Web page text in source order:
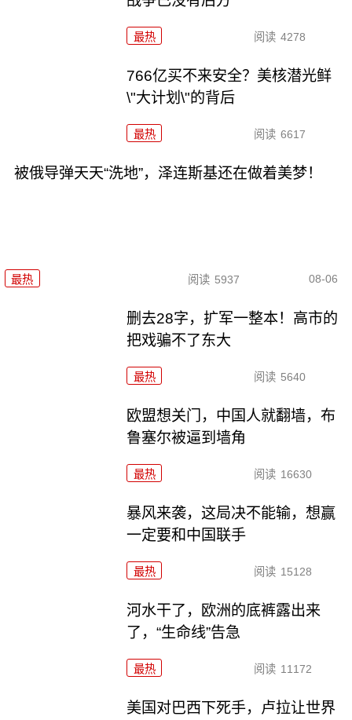
最热 阅读 4278
766亿买不来安全？美核潜光鲜
\"大计划\"的背后
最热 阅读 6617
被俄导弹天天“洗地”，泽连斯基还在做着美梦！
最热 阅读 5937 08-06
删去28字，扩军一整本！高市的
把戏骗不了东大
最热 阅读 5640
欧盟想关门，中国人就翻墙，布
鲁塞尔被逼到墙角
最热 阅读 16630
暴风来袭，这局决不能输，想赢
一定要和中国联手
最热 阅读 15128
河水干了，欧洲的底裤露出来
了，“生命线”告急
最热 阅读 11172
美国对巴西下死手，卢拉让世界